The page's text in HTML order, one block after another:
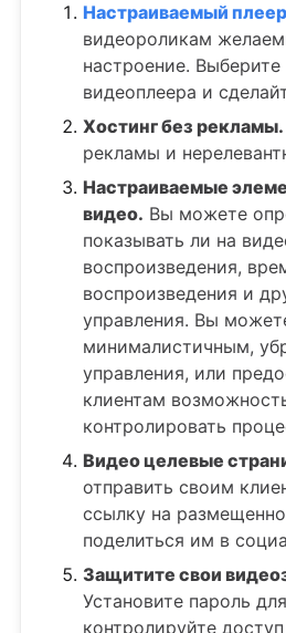
Настраиваемый плеер
видеороликам
настроение. Выберите
видеоплеера и
Хостинг без рекламы.
рекламы и
Настраиваемые
видео. Вы можете
показывать ли на
воспроизведения,
воспроизведения и
управления. Вы
минималистичным,
управления, или
клиентам
контролировать
Видео целевые
отправить своим
ссылку на
поделиться им в
Защитите свои
Установите пароль
контролируйте